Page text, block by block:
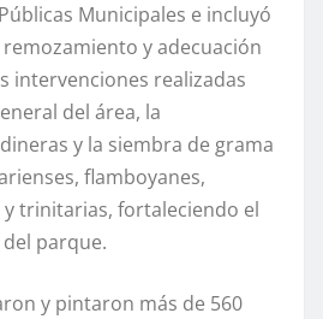
Municipales e incluyó
y adecuación
intervenciones realizadas
del área, la
y la siembra de grama
flamboyanes,
trinitarias, fortaleciendo el
parque.
y pintaron más de 560